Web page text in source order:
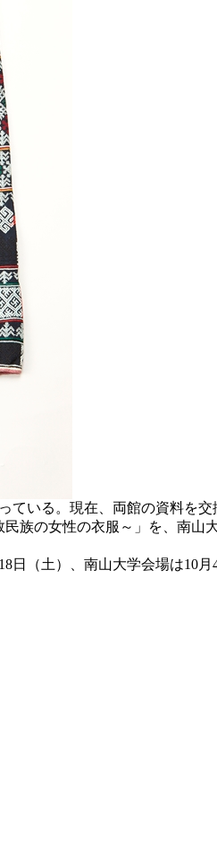
ている。現在、両館の資料を
族の女性の衣服～」を、南山
（土）、南山大学会場は10月